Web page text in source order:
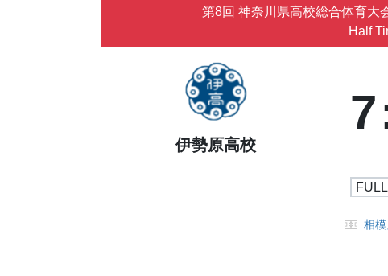
第8回 神奈川県高校総合体育大
Half
伊勢原高校
7
相